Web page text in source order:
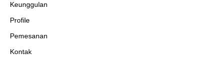
Keunggulan
Profile
Pemesanan
Kontak